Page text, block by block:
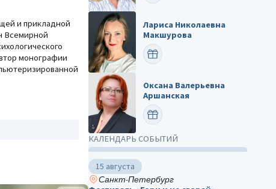
и прикладной
Всемирной
монографии
Лариса Николаевна
Макшурова
ПОЗДРАВИТЬ
Оксана Валерьевна
Аршанская
ПОЗДРАВИТЬ
КАЛЕНДАРЬ СОБЫТИЙ
15 августа
Санкт-Петербург